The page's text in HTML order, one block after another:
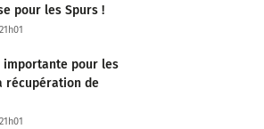
pour les Spurs !
importante pour les
récupération de